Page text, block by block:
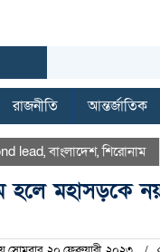
রাজনীতি আন্তর্জাতিক
lead,বাংলাদেশ,শিরোনাম
মহাসড়কে